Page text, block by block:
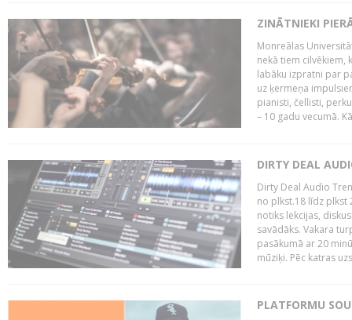
ZINĀTNIEKI
Monreālas
nekā tiem cilvēkiem,
labāku izpratni par
uz ķermeņa
pianisti, čellisti,
– 10 gadu vecumā.
DIRTY DEAL
Dirty Deal Audio
no plkst.18 līdz plkst
notiks lekcijas,
savādāks. Vakara
pasākumā ar 20
mūziķi. Pēc katras
PLATFORMU